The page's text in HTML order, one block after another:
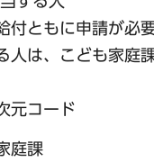
付ともに申請が必要
は、こども家庭
元コード
庭課